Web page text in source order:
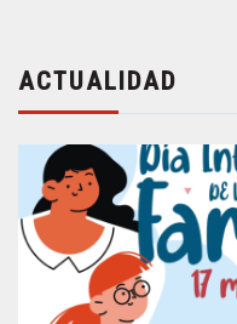
ACTUALIDAD